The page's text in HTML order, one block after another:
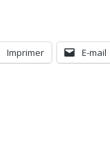
Imprimer E-mail